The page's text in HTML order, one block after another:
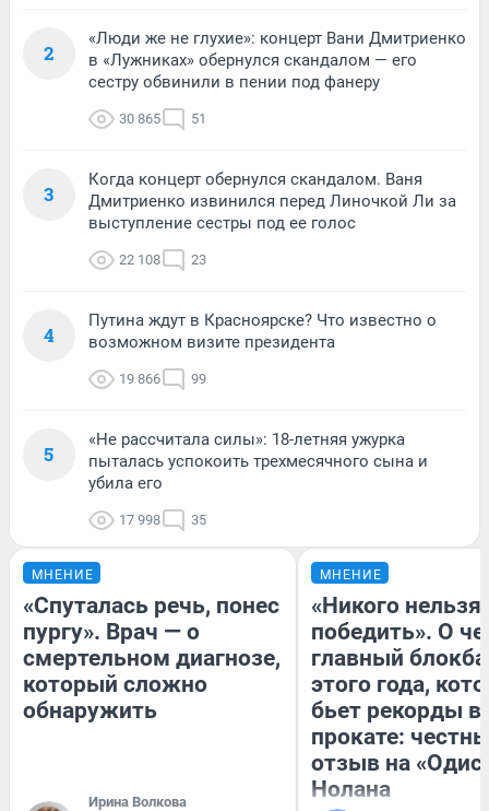
2
«Люди же не глухие»: концерт Вани Дмитриенко
в «Лужниках» обернулся скандалом — его
сестру обвинили в пении под фанеру
30 865 51
3
Когда концерт обернулся скандалом. Ваня
Дмитриенко извинился перед Линочкой Ли за
выступление сестры под ее голос
22 108 23
4
Путина ждут в Красноярске? Что известно о
возможном визите президента
19 866 99
5
«Не рассчитала силы»: 18-летняя ужурка
пыталась успокоить трехмесячного сына и
убила его
17 998 35
МНЕНИЕ
«Спуталась речь, понес
пургу». Врач — о
смертельном диагнозе,
который сложно
обнаружить
Ирина Волкова
МНЕНИЕ
«Никого нельзя
победить». О
главный
этого года,
бьет рекорды в
прокате:
отзыв на
Нолана